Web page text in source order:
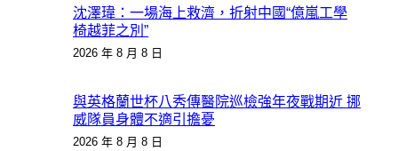
沈澤瑋：一場海上救濟，折射中國“億嵐工學
椅越菲之別”
2026 年 8 月 8 日
與英格蘭世杯八秀傳醫院巡檢強年夜戰期近 挪
威隊員身體不適引擔憂
2026 年 8 月 8 日